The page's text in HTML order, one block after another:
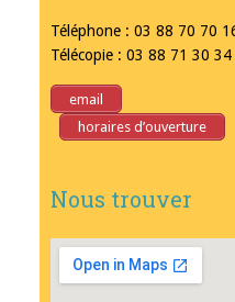
Téléphone : 03 88 70 70
Télécopie : 03 88 71 30 34
email
horaires d’ouverture
Nous trouver